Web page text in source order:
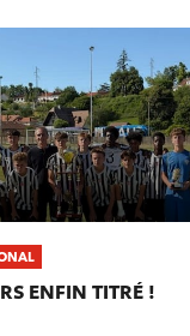
ENFIN TITRÉ !